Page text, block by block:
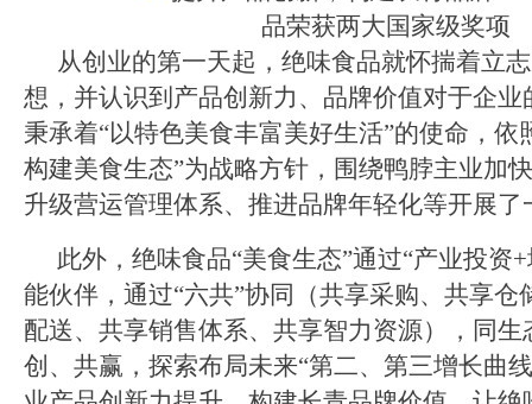
从创业的第一天起，绝味食品就怀揣着立
想，并认识到产品创新力、品牌价值对于企
秉承着“以特色美食丰富美好生活”的使命，依
构建美食生态”为战略方针，围绕鸭脖主业加
升级营运管理体系、推进品牌年轻化等开展
此外，绝味食品“美食生态”通过“产业投资
能伙伴，通过“六共”协同（共享采购、共享仓
配送、共享销售体系、共享智力资源），同
创、共赢，探索布局未来“第二、第三增长曲